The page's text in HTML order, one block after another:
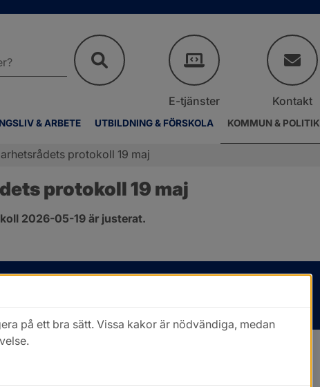
& ARBETE UTBILDNING & FÖRSKOLA KOMMUN & POLITIK
E-tjänster Kontakt
protokoll 19 maj
protokoll 19 maj
2026-05-19 är justerat.
kB, öppnas i nytt fönster.
på ett bra sätt. Vissa kakor är nödvändiga, medan